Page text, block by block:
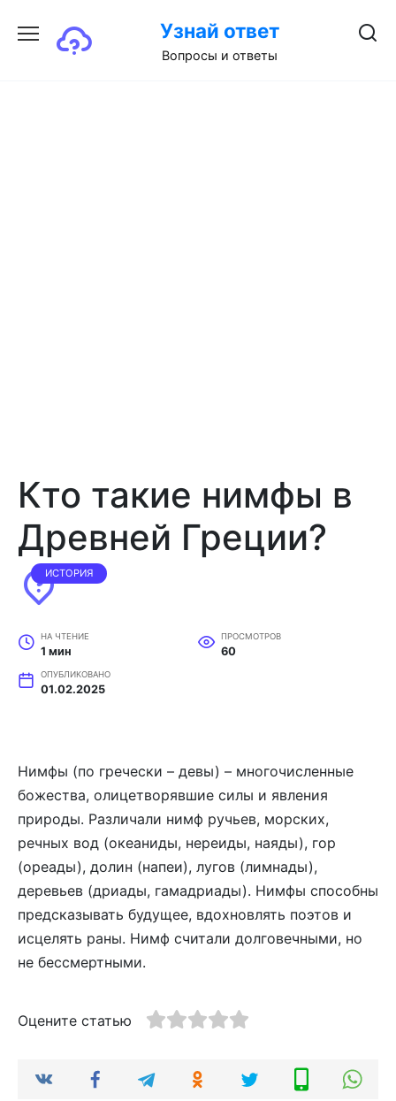
содержанию
Узнай ответ
Вопросы и ответы
Кто такие нимфы в
Древней Греции?
ИСТОРИЯ
НА ЧТЕНИЕ
1 мин
ПРОСМОТРОВ
60
ОПУБЛИКОВАНО
01.02.2025
Нимфы (по гречески – девы) – многочисленные
божества, олицетворявшие силы и явления
природы. Различали нимф ручьев, морских,
речных вод (океаниды, нереиды, наяды), гор
(ореады), долин (напеи), лугов (лимнады),
деревьев (дриады, гамадриады). Нимфы способны
предсказывать будущее, вдохновлять поэтов и
исцелять раны. Нимф считали долговечными, но
не бессмертными.
Оцените статью